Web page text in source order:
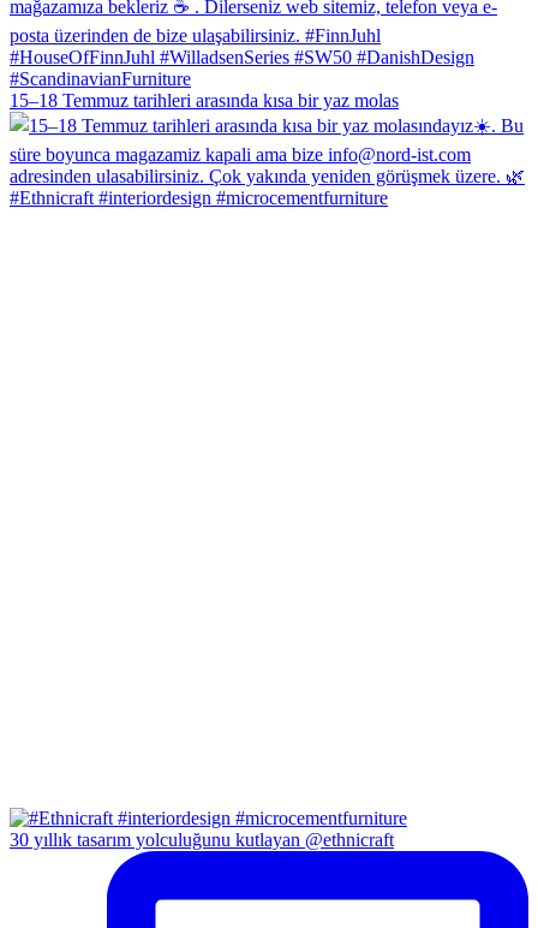
15–18 Temmuz tarihleri arasında kısa bir yaz molas
#Ethnicraft #interiordesign #microcementfurniture
30 yıllık tasarım yolculuğunu kutlayan @ethnicraft